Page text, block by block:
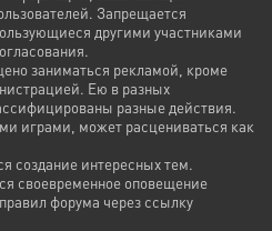
Запрещается
другими участниками
заниматься рекламой, кроме
Ею в разных
разные действия.
играми, может расцениваться как
создание интересных тем.
своевременное оповещение
форума через ссылку